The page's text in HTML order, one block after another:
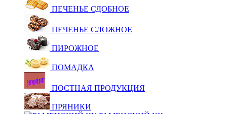
ПЕЧЕНЬЕ СДОБНОЕ
ПЕЧЕНЬЕ СЛОЖНОЕ
ПИРОЖНОЕ
ПОМАДКА
ПОСТНАЯ ПРОДУКЦИЯ
ПРЯНИКИ